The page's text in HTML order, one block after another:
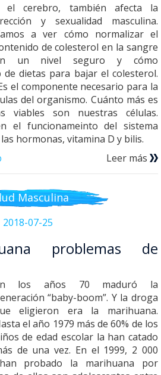
el cerebro, también afecta la
y sexualidad masculina.
a ver cómo normalizar el
de colesterol en la sangre
un nivel seguro y cómo
dietas para bajar el colesterol.
el componente necesario para la
del organismo. Cuánto más es
viables son nuestras células.
el funcionameinto del sistema
hormonas, vitamina D y bilis.
Leer más
Masculina
2018-07-25
problemas de
los años 70 maduró la
“baby-boom”. Y la droga
eligieron era la marihuana.
el año 1979 más de 60% de los
de edad escolar la han catado
de una vez. En el 1999, 2 000
probado la marihuana por